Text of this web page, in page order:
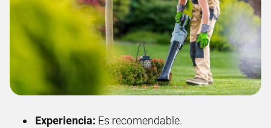
Experiencia: Es recomendable.